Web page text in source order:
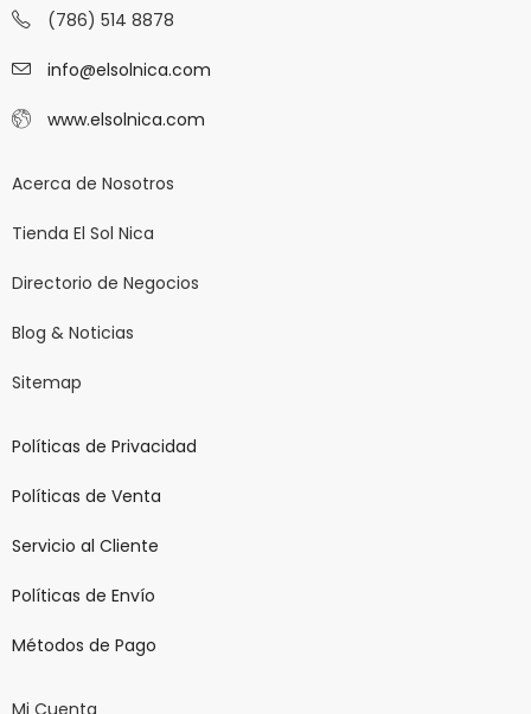
(786) 514 8878
info@elsolnica.com
www.elsolnica.com
Acerca de Nosotros
Tienda El Sol Nica
Directorio de Negocios
Blog & Noticias
Sitemap
Políticas de Privacidad
Políticas de Venta
Servicio al Cliente
Políticas de Envío
Métodos de Pago
Mi Cuenta